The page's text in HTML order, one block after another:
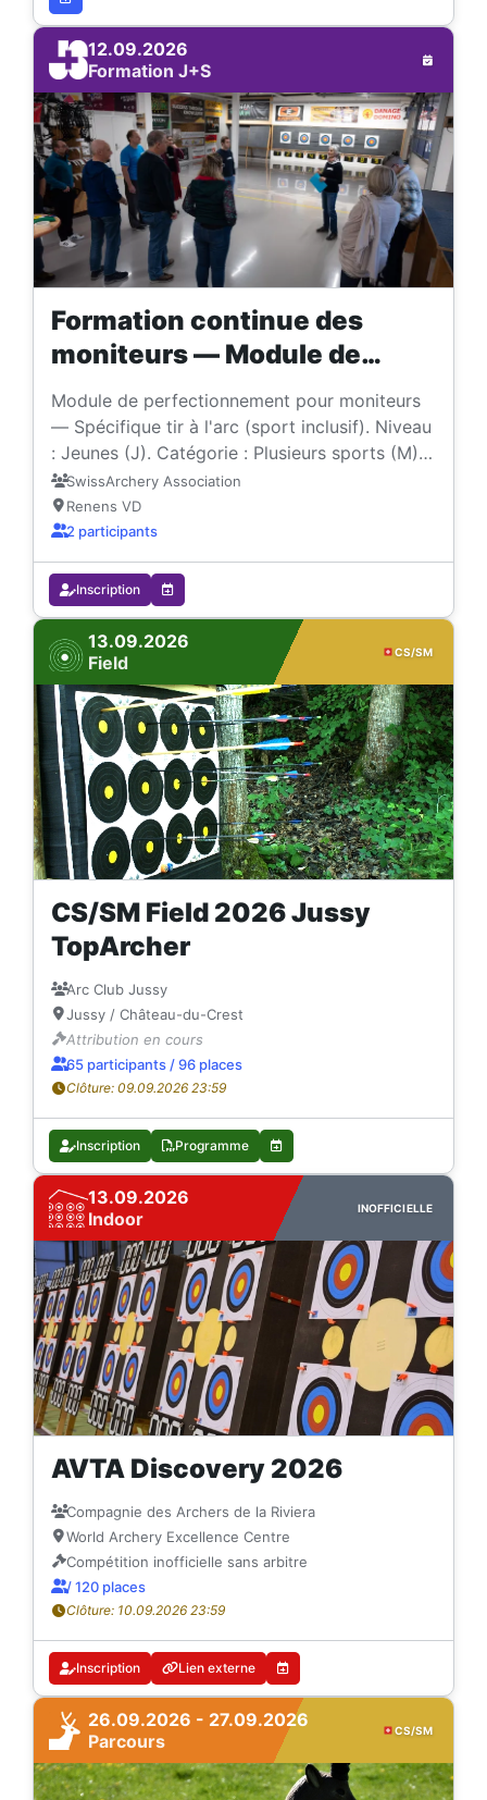
12.09.2026
Formation J+S
Formation continue des
moniteurs — Module de
perfectionnement (Sport
inclusif, spécifique tir à l’arc)
Module de perfectionnement pour moniteurs
— Spécifique tir à l'arc (sport inclusif). Niveau
: Jeunes (J). Catégorie : Plusieurs sports (M).
Langue : Français.
SwissArchery Association
Renens VD
2 participants
Inscription
13.09.2026
Field
CS/SM
CS/SM Field 2026 Jussy
TopArcher
Arc Club Jussy
Jussy / Château-du-Crest
Attribution en cours
65 participants / 96 places
Clôture: 09.09.2026 23:59
Inscription Programme
13.09.2026
Indoor
INOFFICIELLE
AVTA Discovery 2026
Compagnie des Archers de la Riviera
World Archery Excellence Centre
Compétition inofficielle sans arbitre
/ 120 places
Clôture: 10.09.2026 23:59
Inscription Lien externe
26.09.2026 - 27.09.2026
Parcours
CS/SM